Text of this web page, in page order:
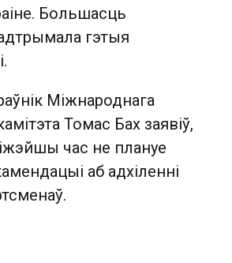
Большасць
гэтыя
Міжнароднага
Томас Бах заявіў,
час не плануе
аб адхіленні